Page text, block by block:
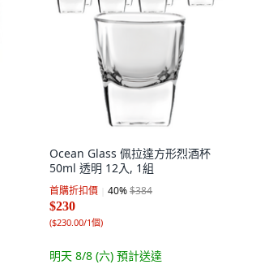
Ocean Glass 佩拉達方形烈酒杯
50ml 透明 12入, 1組
首購折扣價 40%$384
$230
($230.00/1個)
明天 8/8 (六) 預計送達